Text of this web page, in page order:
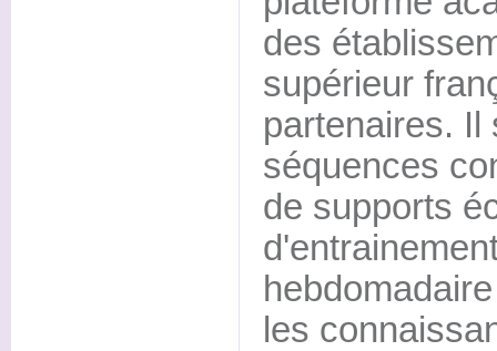
des
supérieur
partenaires. Il
séquences
de supports
les